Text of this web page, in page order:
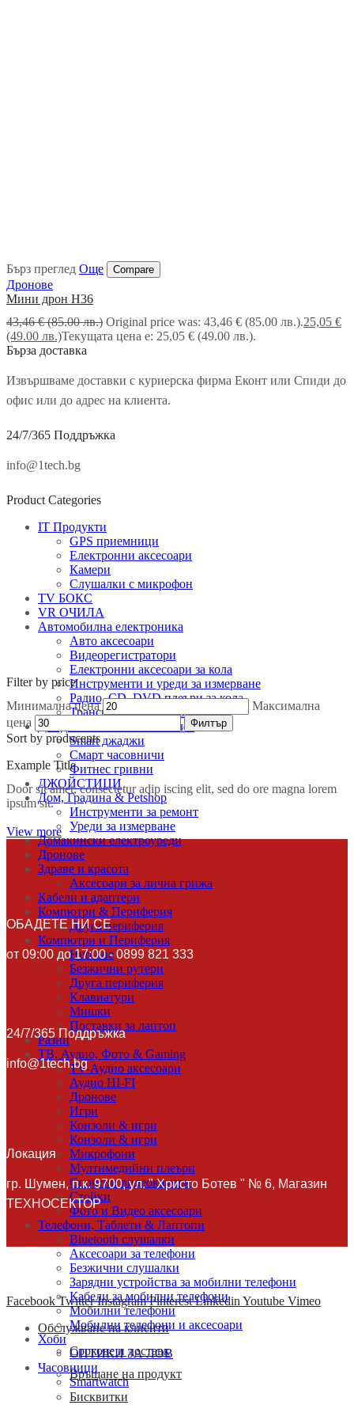
Бърз преглед Още Compare
Дронове
Mини дрон H36
43,46€ (85.00 лв.) Original price was: 43,46 € (85.00 лв.).25,05 €
(49.00 лв.)Текущата цена е: 25,05 € (49.00 лв.).
Бърза доставка
Извършваме доставки с куриерска фирма Еконт или Спиди до
офис или до адрес на клиента.
24/7/365 Поддръжка
info@1tech.bg
Product Categories
IT Продукти
GPS приемници
Електронни аксесоари
Камери
Слушалки с микрофон
TV БОКС
VR ОЧИЛА
Автомобилна електроника
Авто аксесоари
Видеорегистратори
Електронни аксесоари за кола
Инструменти и уреди за измерване
Радио, CD, DVD плеъри за кола
Трансмитери и ресивъри
Джаджи & Smart технологии
Smart джаджи
Смарт часовничи
Фитнес гривни
ДЖОЙСТИЦИ
Дом, Градина & Petshop
Инструменти за ремонт
Уреди за измерване
Домакински електроуреди
Дронове
Здраве и красота
Аксесоари за лична грижа
Кабели и адаптери
Компютри & Периферия
Друга периферия
Компютри и Периферия
Hub-ове
Безжични рутери
Друга периферия
Клавиатури
Мишки
Поставки за лаптоп
Разни
ТВ, Аудио, Фото & Gaming
TV-Аудио аксесоари
Аудио HI-FI
Дронове
Игри
Конзоли & игри
Конзоли & игри
Микрофони
Мултимедийни плеъри
Спортни видеокамери
Стойки
Фото и Видео аксесоари
Телефони, Таблети & Лаптопи
Bluetooth слушалки
Аксесоари за телефони
Безжични слушалки
Зарядни устройства за мобилни телефони
Кабели за мобилни телефони
Мобилни телефони
Мобилни телефони и аксесоари
Хоби
ОПТИКИ ЗА ЛОВ
Часовници
Smartwatch
Filter by price
Минимална цена
Максимална
цена
Филтър
Sort by producents
Example Title
Door sit amet, consectetur adip iscing elit, sed do ore magna lorem
ipsum sit.
View more
ОБАДЕТЕ НИ СЕ
от 09:00 до 17:00 - 0899 821 333
24/7/365 Поддръжка
info@1tech.bg
Локация
гр. Шумен, п.к. 9700, ул. " Христо Ботев " № 6, Магазин
ТЕХНОСЕКТОР
Facebook Twitter Instagram Pinterest Linkedin Youtube Vimeo
Обслужване на клиенти
Срокове и доставк
Връщане на продукт
Бисквитки